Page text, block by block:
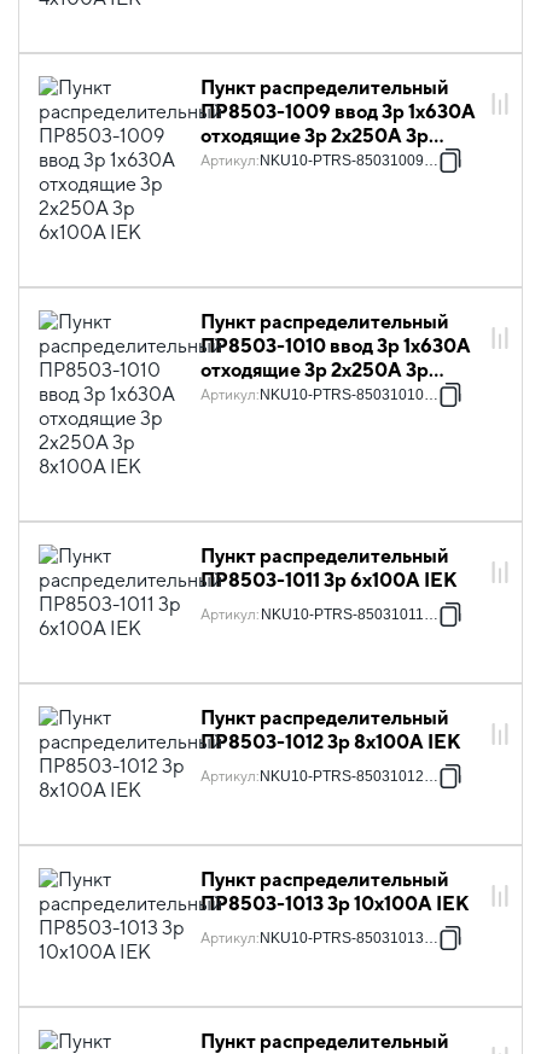
Пункт распределительный
ПР8503-1009 ввод 3p 1х630А
отходящие 3p 2х250А 3p
6х100А IEK
Артикул: NKU10-PTRS-85031009-01
Пункт распределительный
ПР8503-1010 ввод 3p 1х630А
отходящие 3p 2х250А 3p
8х100А IEK
Артикул: NKU10-PTRS-85031010-01
Пункт распределительный
ПР8503-1011 3p 6х100А IEK
Артикул: NKU10-PTRS-85031011-01
Пункт распределительный
ПР8503-1012 3p 8х100А IEK
Артикул: NKU10-PTRS-85031012-01
Пункт распределительный
ПР8503-1013 3p 10х100А IEK
Артикул: NKU10-PTRS-85031013-01
Пункт распределительный